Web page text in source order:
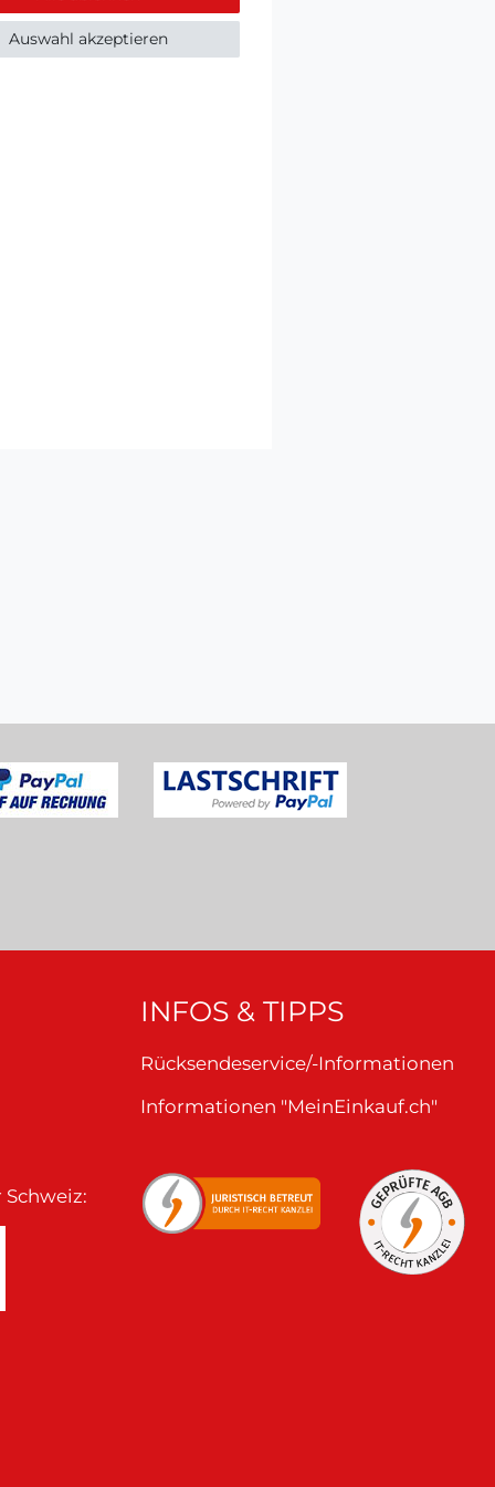
Auswahl akzeptieren
Schweiz:
INFOS & TIPPS
Rücksendeservice/-Informationen
Informationen "MeinEinkauf.ch"